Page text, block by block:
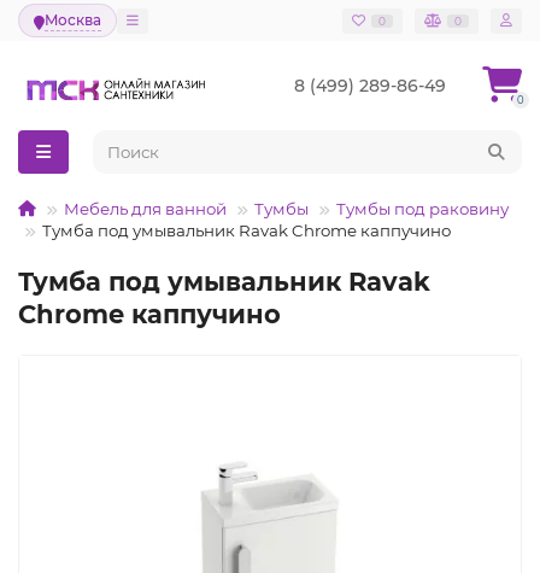
Москва 0 0
8 (499) 289-86-49
0
Мебель для ванной Тумбы
Тумбы под раковину
Тумба под умывальник Ravak Chrome каппучино
Тумба под умывальник Ravak
Chrome каппучино